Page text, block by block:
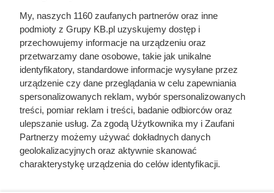
Wszystkie kawy Jacobs z rabatem "drugi 60% taniej", fot.
Opracowanie własne na podstawie gazetki promocyjnej Biedronki
z dn. 3-8.08
My, naszych 1160 zaufanych partnerów oraz inne
podmioty z Grupy KB.pl uzyskujemy dostęp i
przechowujemy informacje na urządzeniu oraz
przetwarzamy dane osobowe, takie jak unikalne
identyfikatory, standardowe informacje wysyłane przez
urządzenie czy dane przeglądania w celu zapewniania
spersonalizowanych reklam, wybór spersonalizowanych
treści, pomiar reklam i treści, badanie odbiorców oraz
ulepszanie usług. Za zgodą Użytkownika my i Zaufani
Partnerzy możemy używać dokładnych danych
geolokalizacyjnych oraz aktywnie skanować
charakterystykę urządzenia do celów identyfikacji.